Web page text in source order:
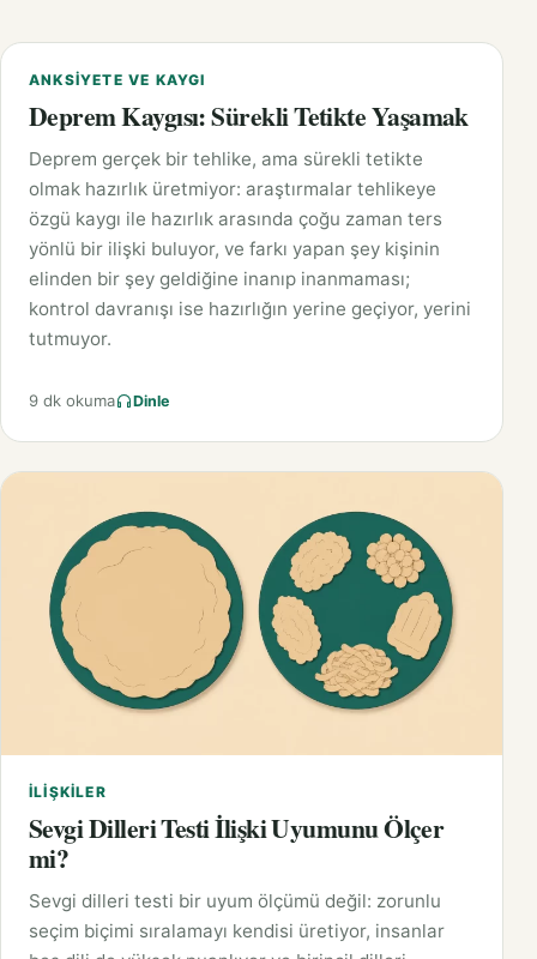
ANKSIYETE VE KAYGI
Deprem Kaygısı: Sürekli Tetikte Yaşamak
Deprem gerçek bir tehlike, ama sürekli tetikte
olmak hazırlık üretmiyor: araştırmalar tehlikeye
özgü kaygı ile hazırlık arasında çoğu zaman ters
yönlü bir ilişki buluyor, ve farkı yapan şey kişinin
elinden bir şey geldiğine inanıp inanmaması;
kontrol davranışı ise hazırlığın yerine geçiyor, yerini
tutmuyor.
9 dk okuma Dinle
İLIŞKILER
Sevgi Dilleri Testi İlişki Uyumunu Ölçer
mi?
Sevgi dilleri testi bir uyum ölçümü değil: zorunlu
seçim biçimi sıralamayı kendisi üretiyor, insanlar